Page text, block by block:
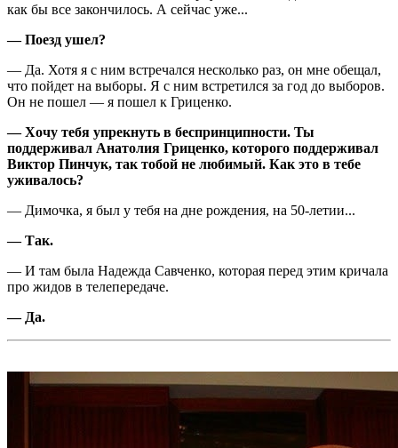
как бы все закончилось. А сейчас уже...
— Поезд ушел?
— Да. Хотя я с ним встречался несколько раз, он мне обещал,
что пойдет на выборы. Я с ним встретился за год до выборов.
Он не пошел — я пошел к Гриценко.
— Хочу тебя упрекнуть в беспринципности. Ты
поддерживал Анатолия Гриценко, которого поддерживал
Виктор Пинчук, так тобой не любимый. Как это в тебе
уживалось?
— Димочка, я был у тебя на дне рождения, на 50-летии...
— Так.
— И там была Надежда Савченко, которая перед этим кричала
про жидов в телепередаче.
— Да.